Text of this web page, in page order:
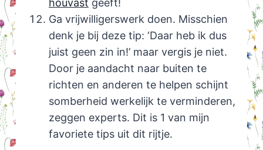
houvast geeft!
Ga vrijwilligerswerk doen. Misschien
denk je bij deze tip: ‘Daar heb ik dus
juist geen zin in!’ maar vergis je niet.
Door je aandacht naar buiten te
richten en anderen te helpen schijnt
somberheid werkelijk te verminderen,
zeggen experts. Dit is 1 van mijn
favoriete tips uit dit rijtje.